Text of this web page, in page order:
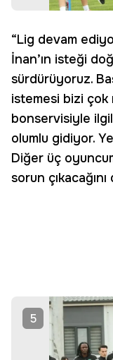
“Lig devam
İnan’ın isteği
sürdürüyoruz.
istemesi bizi çok
bonservisiyle
olumlu gidiyor.
Diğer üç
sorun
5